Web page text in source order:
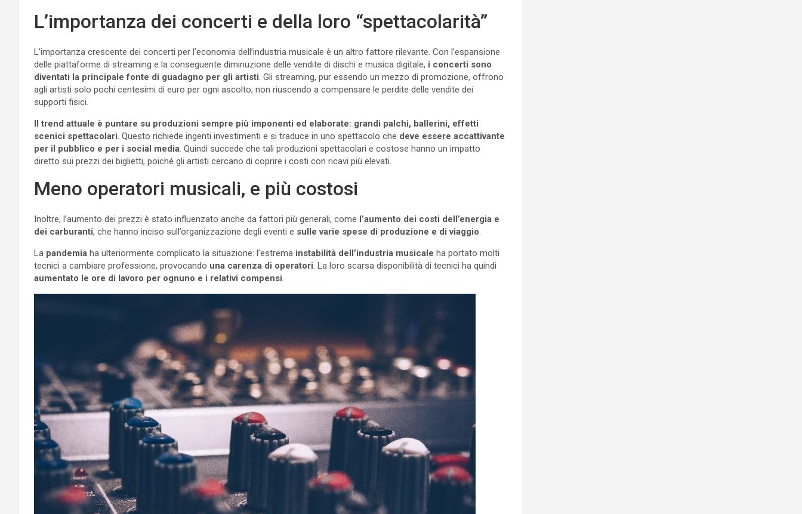
L’importanza dei concerti e della loro “spettacolarità”
L’importanza crescente dei concerti per l’economia dell’industria musicale è un altro fattore rilevante. Con l’espansione
delle piattaforme di streaming e la conseguente diminuzione delle vendite di dischi e musica digitale, i concerti sono
diventati la principale fonte di guadagno per gli artisti . Gli streaming, pur essendo un mezzo di promozione, offrono
agli artisti solo pochi centesimi di euro per ogni ascolto, non riuscendo a compensare le perdite delle vendite dei
supporti fisici.
Il trend attuale è puntare su produzioni sempre più imponenti ed elaborate: grandi palchi, ballerini, effetti
scenici spettacolari . Questo richiede ingenti investimenti e si traduce in uno spettacolo che deve essere accattivante
per il pubblico e per i social media . Quindi succede che tali produzioni spettacolari e costose hanno un impatto
diretto sui prezzi dei biglietti, poiché gli artisti cercano di coprire i costi con ricavi più elevati.
Meno operatori musicali, e più costosi
Inoltre, l’aumento dei prezzi è stato influenzato anche da fattori più generali, come l’aumento dei costi dell’energia e
dei carburanti, che hanno inciso sull’organizzazione degli eventi e sulle varie spese di produzione e di viaggio
La pandemia ha ulteriormente complicato la situazione: l’estrema instabilità dell’industria musicale ha portato molti
tecnici a cambiare professione, provocando una carenza di operatori . La loro scarsa disponibilità di tecnici ha quindi
aumentato le ore di lavoro per ognuno e i relativi compensi